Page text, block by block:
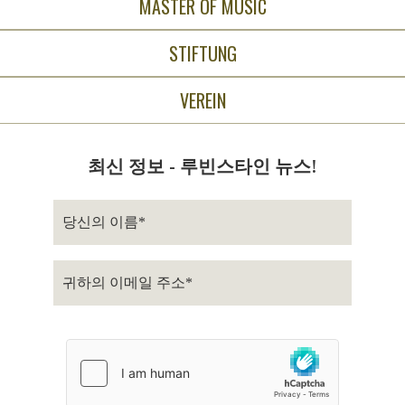
MASTER OF MUSIC
STIFTUNG
VEREIN
최신 정보 - 루빈스타인 뉴스!